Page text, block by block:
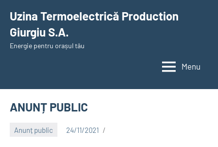
content
Uzina Termoelectrică Production
Giurgiu S.A.
Energie pentru orașul tău
Menu
ANUNȚ PUBLIC
Anunț public 24/11/2021
Alexandru